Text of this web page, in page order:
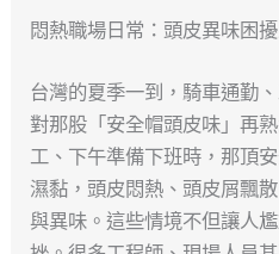
悶熱職場日常：頭皮異味困
台灣的夏季一到，騎車通勤
對那股「安全帽頭皮味」再
工、下午準備下班時，那頂
濕黏，頭皮悶熱、頭皮屑飄
與異味。這些情境不但讓人